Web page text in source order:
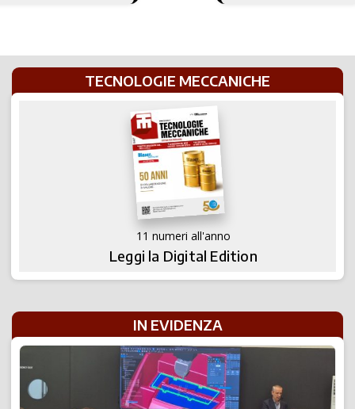
TECNOLOGIE MECCANICHE
11 numeri all'anno
Leggi la Digital Edition
IN EVIDENZA